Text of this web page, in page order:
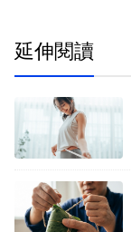
延伸閱讀